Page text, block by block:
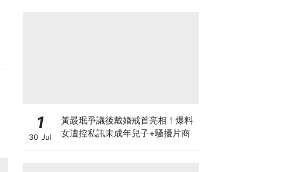
1
30 Jul
黃晸珉爭議後戴婚戒首亮相！爆料
女遭控私訊未成年兒子+騷擾片商